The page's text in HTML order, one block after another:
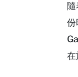
在